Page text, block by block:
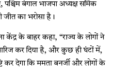
बंगाल भाजपा अध्यक्ष समिक
जीत का भरोसा है।
केंद्र के बाहर कहा, “राज्य के लोगों ने
कर दिया है, और कुछ ही घंटों में,
कर देगा कि ममता बनर्जी और लोगों के